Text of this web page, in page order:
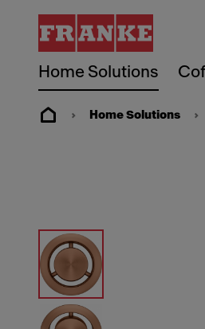
Home Solutions
Home Solutions